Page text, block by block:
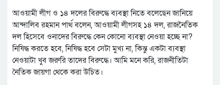
আওয়ামী লীগ ও ১৪ দলের বিরুদ্ধে ব্যবস্থা নিতে বলেছেন জানিয়ে
আন্দালিব রহমান পার্থ বলেন, আওয়ামী লীগসহ ১৪ দল, রাজনৈতিক
দল হিসেবে ওনাদের বিরুদ্ধে কেন কোনো ব্যবস্থা নেওয়া হচ্ছে না?
নিষিদ্ধ করতে হবে, নিষিদ্ধ হবে সেটা মুখ্য না, কিন্তু একটা ব্যবস্থা
নেওয়াটা খুব জরুরি তাদের বিরুদ্ধে। আমি মনে করি, রাজনীতিটা
নৈতিক জায়গা থেকে করা উচিত।